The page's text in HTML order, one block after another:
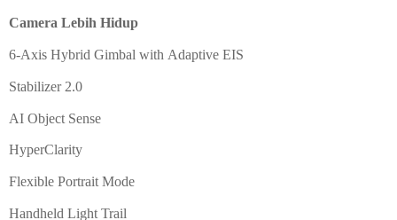
Camera Lebih Hidup
6-Axis Hybrid Gimbal with Adaptive EIS
Stabilizer 2.0
AI Object Sense
HyperClarity
Flexible Portrait Mode
Handheld Light Trail